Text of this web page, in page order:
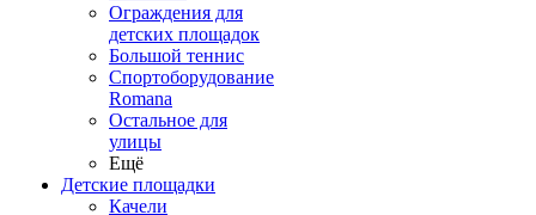
Ограждения для
детских площадок
Большой теннис
Спортоборудование
Romana
Остальное для
улицы
Ещё
Детские площадки
Качели